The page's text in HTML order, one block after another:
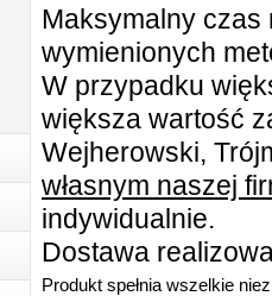
Maksymalny czas
wymienionych
W przypadku
większa wartość
Wejherowski,
własnym naszej
indywidualnie.
Dostawa
Produkt spełnia wszelkie